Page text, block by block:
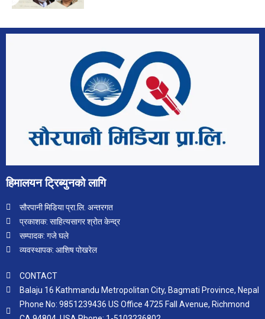
हिमालयन ट्रिब्युनको लागि
सौरपानी मिडिया प्रा.लि. अन्तरगत
प्रकाशक: साहित्यसागर श्रोत केन्द्र
सम्पादक: गजे घले
व्यवस्थापक: आशिष पोखरेल
CONTACT
Balaju 16 Kathmandu Metropolitan City, Bagmati Province, Nepal
Phone No: 9851239436 US Office 4725 Fall Avenue, Richmond